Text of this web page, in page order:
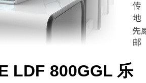
LDF 800GGL 乐